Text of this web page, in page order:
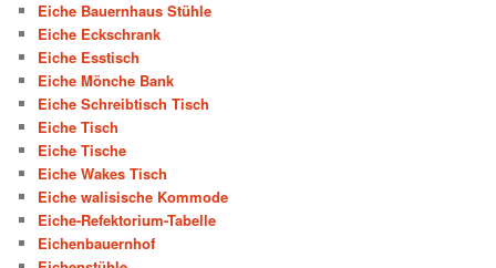
Eiche Bauernhaus Stühle
Eiche Eckschrank
Eiche Esstisch
Eiche Mönche Bank
Eiche Schreibtisch Tisch
Eiche Tisch
Eiche Tische
Eiche Wakes Tisch
Eiche walisische Kommode
Eiche-Refektorium-Tabelle
Eichenbauernhof